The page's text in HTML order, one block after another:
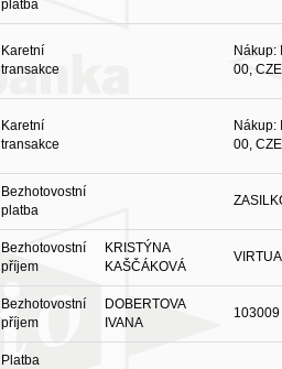
platba
Karetní
transakce
Nákup:
00,
Karetní
transakce
Nákup:
00,
Bezhotovostní
platba
Bezhotovostní
příjem
KRISTÝNA
KAŠČÁKOVÁ
Bezhotovostní
příjem
DOBERTOVA
IVANA
103009
Platba